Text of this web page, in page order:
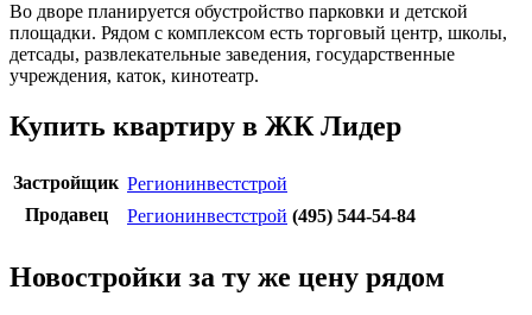
Во дворе планируется обустройство парковки и детской
площадки. Рядом с комплексом есть торговый центр, школы,
детсады, развлекательные заведения, государственные
учреждения, каток, кинотеатр.
Купить квартиру в ЖК Лидер
Застройщик Регионинвестстрой
Продавец
Регионинвестстрой (495) 544-54-84
Новостройки за ту же цену рядом